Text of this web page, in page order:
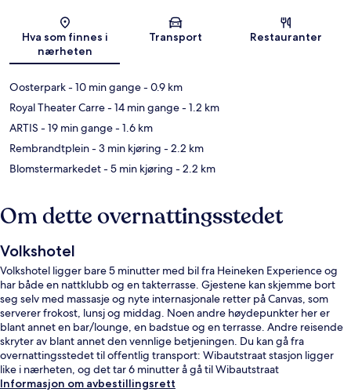
Kart
Hva som finnes i
nærheten
Transport Restauranter
Oosterpark- 10 min gange- 0.9 km
Royal Theater Carre- 14 min gange- 1.2 km
ARTIS - 19 min gange- 1.6 km
Rembrandtplein- 3 min kjøring - 2.2 km
Blomstermarkedet- 5 min kjøring - 2.2 km
Om dette overnattingsstedet
Volkshotel
Volkshotel ligger bare 5 minutter med bil fra Heineken Experience og
har både en nattklubb og en takterrasse. Gjestene kan skjemme bort
seg selv med massasje og nyte internasjonale retter på Canvas, som
serverer frokost, lunsj og middag. Noen andre høydepunkter her er
blant annet en bar/lounge, en badstue og en terrasse. Andre reisende
skryter av blant annet den vennlige betjeningen. Du kan gå fra
overnattingsstedet til offentlig transport: Wibautstraat stasjon ligger
like i nærheten, og det tar 6 minutter å gå til Wibautstraat
trikkeholdeplass.
Informasjon om avbestillingsrett